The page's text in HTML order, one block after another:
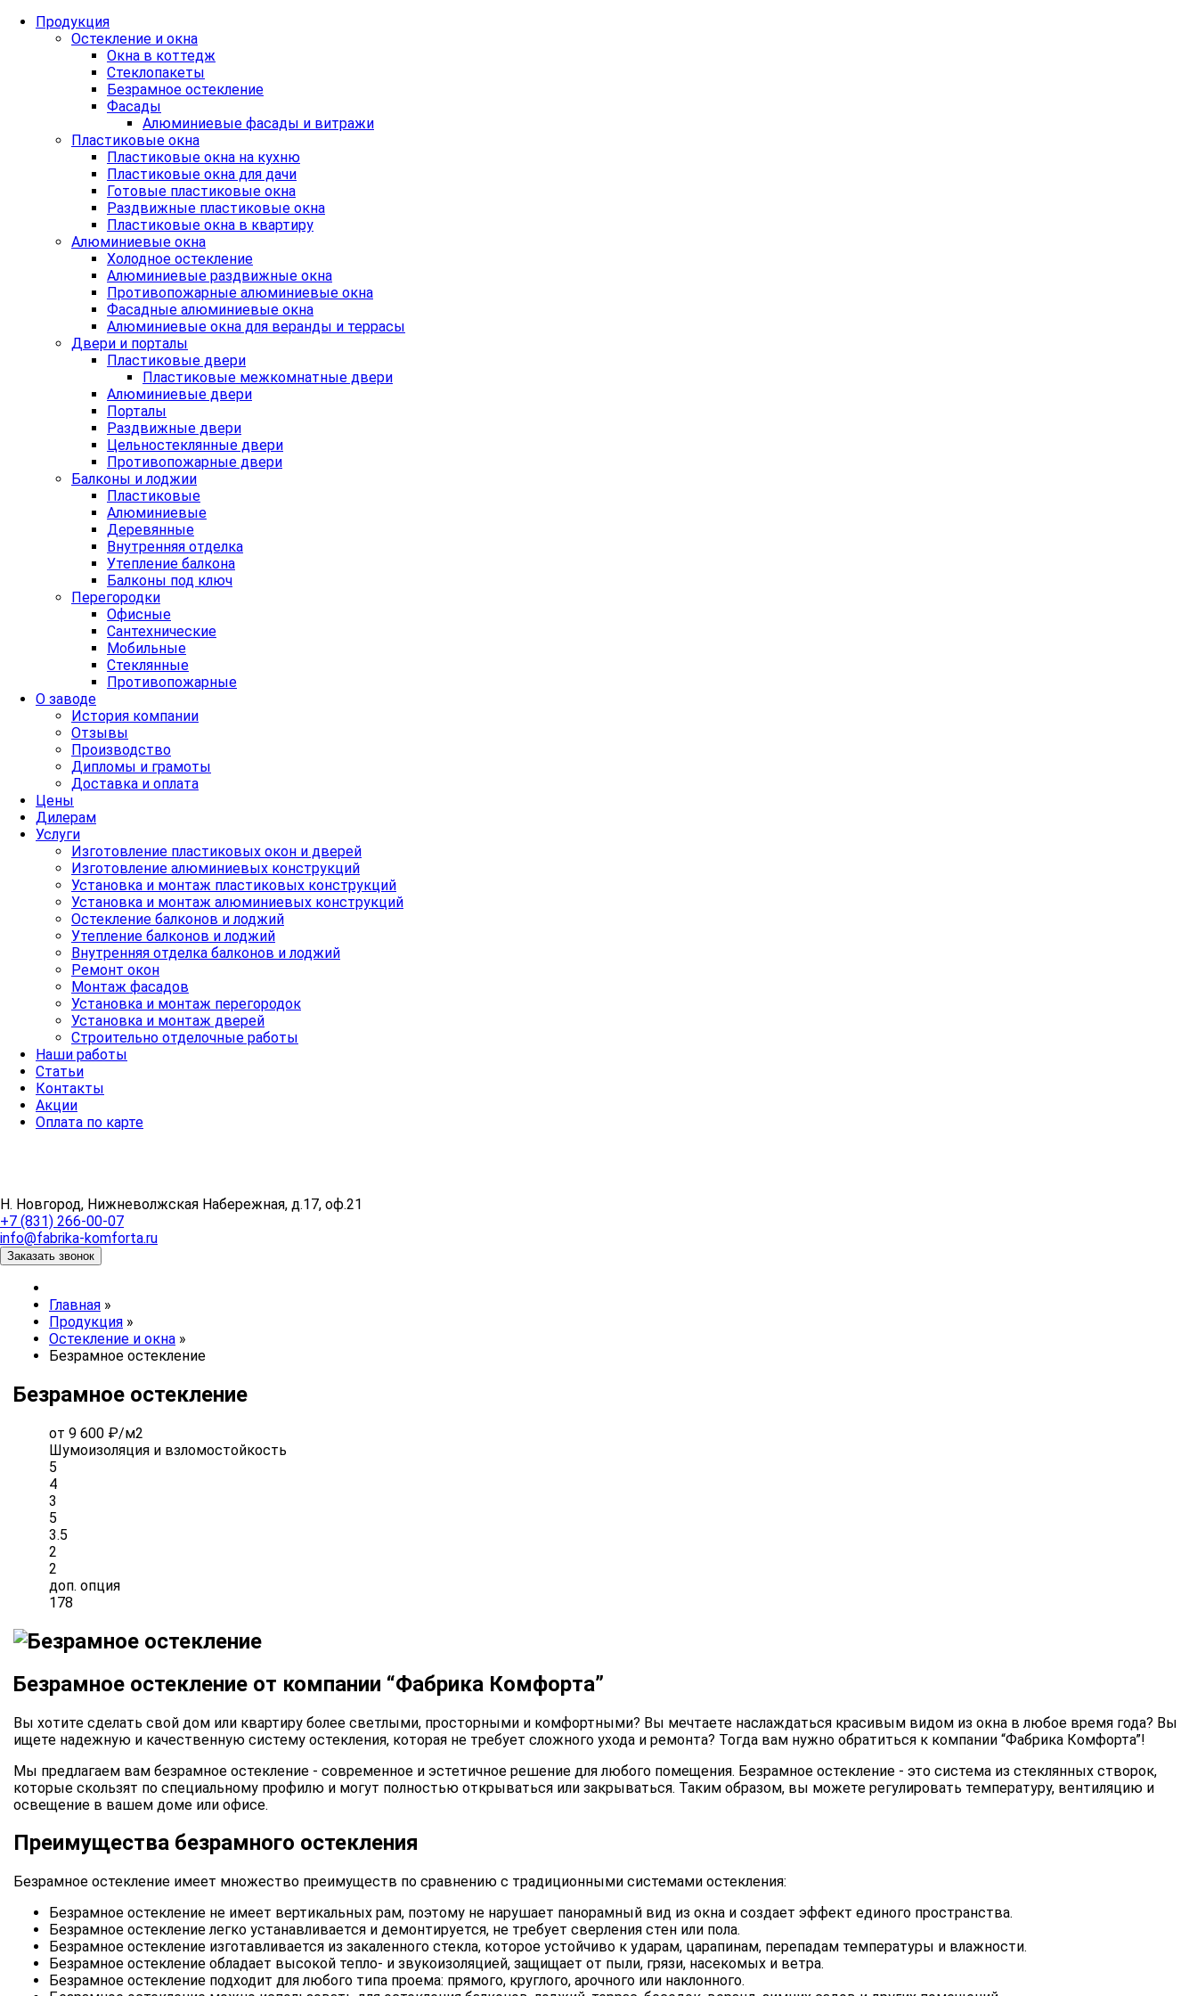
Продукция
Остекление и окна
Окна в коттедж
Стеклопакеты
Безрамное остекление
Фасады
Алюминиевые фасады и витражи
Пластиковые окна
Пластиковые окна на кухню
Пластиковые окна для дачи
Готовые пластиковые окна
Раздвижные пластиковые окна
Пластиковые окна в квартиру
Алюминиевые окна
Холодное остекление
Алюминиевые раздвижные окна
Противопожарные алюминиевые окна
Фасадные алюминиевые окна
Алюминиевые окна для веранды и террасы
Двери и порталы
Пластиковые двери
Пластиковые межкомнатные двери
Алюминиевые двери
Порталы
Раздвижные двери
Цельностеклянные двери
Противопожарные двери
Балконы и лоджии
Пластиковые
Алюминиевые
Деревянные
Внутренняя отделка
Утепление балкона
Балконы под ключ
Перегородки
Офисные
Сантехнические
Мобильные
Стеклянные
Противопожарные
О заводе
История компании
Отзывы
Производство
Дипломы и грамоты
Доставка и оплата
Цены
Дилерам
Услуги
Изготовление пластиковых окон и дверей
Изготовление алюминиевых конструкций
Установка и монтаж пластиковых конструкций
Установка и монтаж алюминиевых конструкций
Остекление балконов и лоджий
Утепление балконов и лоджий
Внутренняя отделка балконов и лоджий
Ремонт окон
Монтаж фасадов
Установка и монтаж перегородок
Установка и монтаж дверей
Строительно отделочные работы
Наши работы
Статьи
Контакты
Акции
Оплата по карте
Н. Новгород, Нижневолжская Набережная, д.17, оф.21
+7 (831) 266-00-07
info@fabrika-komforta.ru
Заказать звонок
Главная »
Продукция »
Остекление и окна »
Безрамное остекление
Безрамное остекление
от 9 600 ₽/м2
Шумоизоляция и взломостойкость
5
4
3
5
3.5
2
2
доп. опция
178
Безрамное остекление от компании “Фабрика Комфорта”
Вы хотите сделать свой дом или квартиру более светлыми, просторными и комфортными? Вы мечтаете наслаждаться красивым видом из окна в любое время года? Вы
ищете надежную и качественную систему остекления, которая не требует сложного ухода и ремонта? Тогда вам нужно обратиться к компании “Фабрика Комфорта”!
Мы предлагаем вам безрамное остекление - современное и эстетичное решение для любого помещения. Безрамное остекление - это система из стеклянных створок,
которые скользят по специальному профилю и могут полностью открываться или закрываться. Таким образом, вы можете регулировать температуру, вентиляцию и
освещение в вашем доме или офисе.
Преимущества безрамного остекления
Безрамное остекление имеет множество преимуществ по сравнению с традиционными системами остекления:
Безрамное остекление не имеет вертикальных рам, поэтому не нарушает панорамный вид из окна и создает эффект единого пространства.
Безрамное остекление легко устанавливается и демонтируется, не требует сверления стен или пола.
Безрамное остекление изготавливается из закаленного стекла, которое устойчиво к ударам, царапинам, перепадам температуры и влажности.
Безрамное остекление обладает высокой тепло- и звукоизоляцией, защищает от пыли, грязи, насекомых и ветра.
Безрамное остекление подходит для любого типа проема: прямого, круглого, арочного или наклонного.